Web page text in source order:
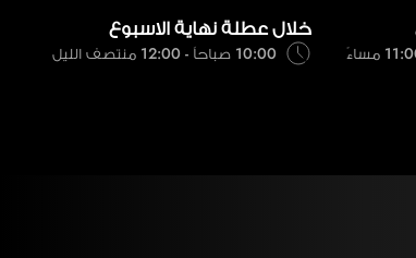
خلال عطلة نهاية الاسبوع
10:00 صباحاً - 12:00 منتصف الليل